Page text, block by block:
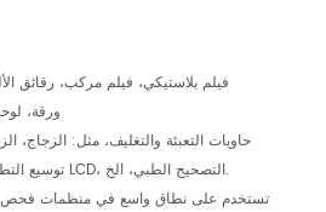
(1) فيلم بلاستيكي، فيلم مركب، رقائق
(2) ورقة،
(3) حاويات التعبئة والتغليف، مثل: الزجاج،
(4) توسيع التطبيق: الألواح الشمسية، فيلم LCD، التصحيح الطبي، الخ.
تستخدم على نطاق واسع في منظمات فحص